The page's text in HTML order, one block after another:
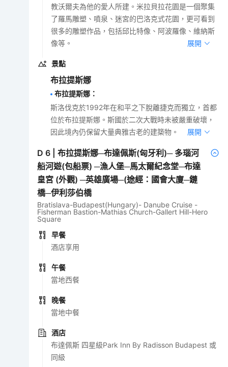
教沃爾夫為他的愛人所建。米拉貝拉花園是一個聚集
了羅馬雕塑、噴泉、迷宮的巴洛克式花園，更可看到
很多的雕塑作品，包括邱比特像、阿波羅像、維納斯
像等。
展開
景點
布拉提斯娜
布拉提斯娜 ：
斯洛伐克於1992年在和平之下脫離捷克而獨立，首都
位於布拉提斯娜。斯國於二次大戰時未被嚴重破壞，
因此境內仍保留大量典雅古老的建築物。
展開
D6 |布拉提斯娜─布達佩斯(匈牙利)─ 多瑙河
船河遊(包船票) ─漁人堡─馬太爾紀念堂─布達
皇宮 (外觀) ─英雄廣場─(途經：國會大廈─鏈
橋─伊利莎伯橋
Bratislava-Budapest(Hungary)- Danube Cruise -
Fisherman Bastion-Mathias Church-Gallert Hill-Hero
Square
早餐
酒店享用
午餐
當地西餐
晚餐
當地中餐
酒店
布達佩斯 四星級Park Inn By Radisson Budapest 或
同級